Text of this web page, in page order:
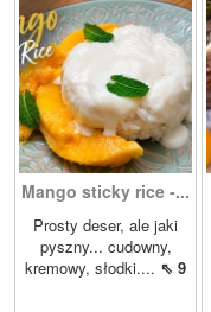
Mango sticky rice -...
Prosty deser, ale jaki
pyszny... cudowny,
kremowy, słodki.... ⇖ 9